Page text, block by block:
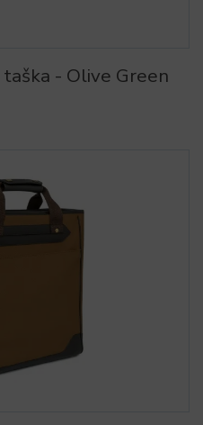
- Olive Green